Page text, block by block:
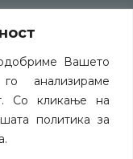
Вашето
анализираме
Со кликање на
политика за
на лекови